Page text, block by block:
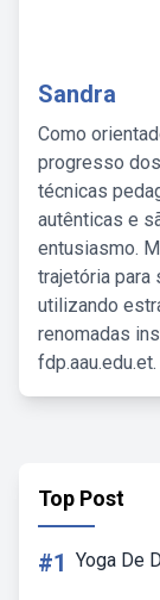
Sandra
Como
progresso
técnicas
autênticas e
entusiasmo.
trajetória para
utilizando
renomadas
fdp.aau.edu.et.
Top Post
#1 Yoga De